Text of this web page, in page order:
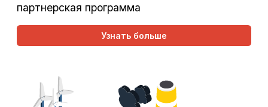
партнерская программа
Узнать больше